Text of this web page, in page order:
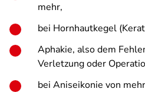
mehr,
bei Hornhautkegel
Aphakie, also dem
Verletzung oder
bei Aniseikonie von